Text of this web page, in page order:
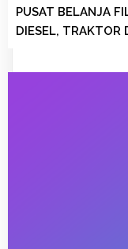
PUSAT BELANJA
DIESEL, TRAKTOR